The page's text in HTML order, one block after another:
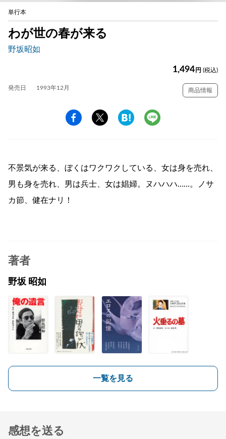
単行本
わが世の春が来る
野坂昭如
1,494 円 (税込)
発売日 1993年12月 商品情報
不景気が来る、ぼくはワクワクしている、女は身を売れ、
男も身を売れ、男は兵士、女は娼婦。ヌハハハ……。ノサ
カ節、健在ナリ！
著者
野坂 昭如
一覧を見る
感想を送る